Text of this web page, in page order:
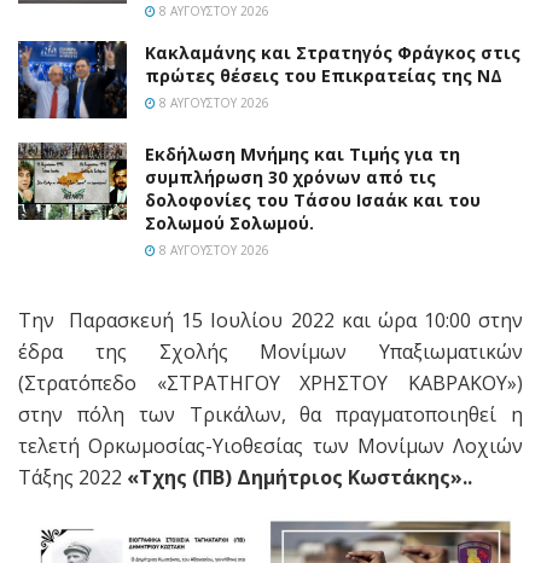
8 ΑΥΓΟΎΣΤΟΥ 2026
Κακλαμάνης και Στρατηγός Φράγκος στις
πρώτες θέσεις του Επικρατείας της ΝΔ
8 ΑΥΓΟΎΣΤΟΥ 2026
Εκδήλωση Μνήμης και Τιμής για τη
συμπλήρωση 30 χρόνων από τις
δολοφονίες του Τάσου Ισαάκ και του
Σολωμού Σολωμού.
8 ΑΥΓΟΎΣΤΟΥ 2026
Την Παρασκευή 15 Ιουλίου 2022 και ώρα 10:00 στην
έδρα της Σχολής Μονίμων Υπαξιωματικών
(Στρατόπεδο «ΣΤΡΑΤΗΓΟΥ ΧΡΗΣΤΟΥ ΚΑΒΡΑΚΟΥ»)
στην πόλη των Τρικάλων, θα πραγματοποιηθεί η
τελετή Ορκωμοσίας-Υιοθεσίας των Μονίμων Λοχιών
Τάξης 2022 «Τχης (ΠΒ) Δημήτριος Κωστάκης»..